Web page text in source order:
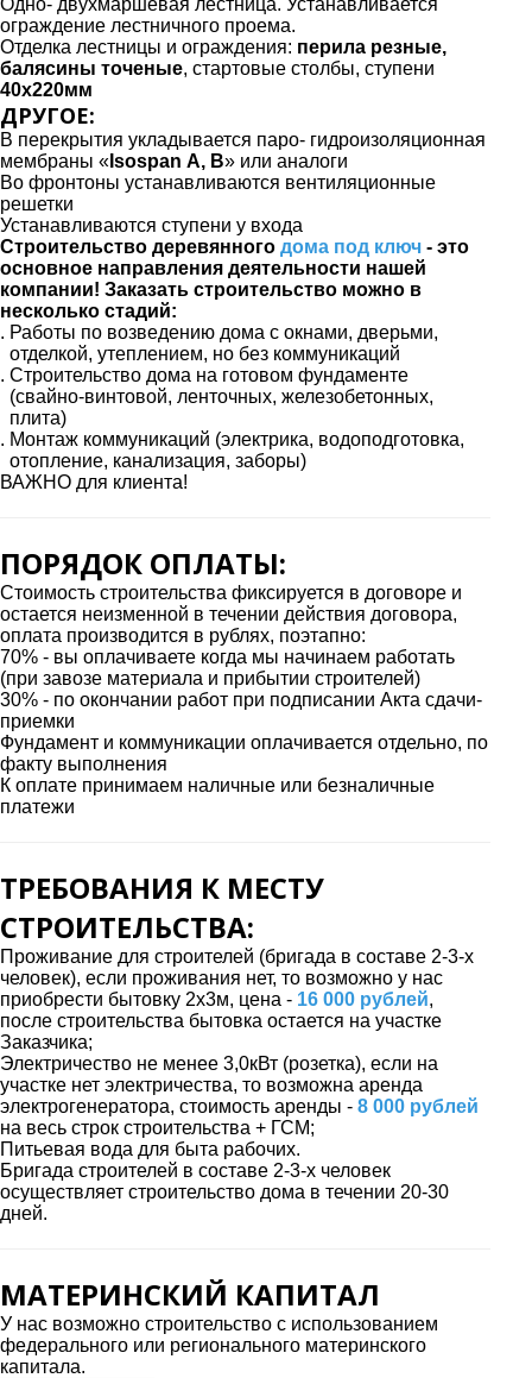
ограждение лестничного проема.
Отделка лестницы и ограждения: перила резные,
балясины точеные, стартовые столбы, ступени
40х220мм
ДРУГОЕ:
В перекрытия укладывается паро- гидроизоляционная
мембраны « Isospan А, В» или аналоги
Во фронтоны устанавливаются вентиляционные
решетки
Устанавливаются ступени у входа
Строительство деревянного дома под ключ - это
основное направления деятельности нашей
компании! Заказать строительство можно в
несколько стадий:
Работы по возведению дома с окнами, дверьми,
отделкой, утеплением, но без коммуникаций
Строительство дома на готовом фундаменте
(свайно-винтовой, ленточных, железобетонных,
плита)
Монтаж коммуникаций (электрика, водоподготовка,
отопление, канализация, заборы)
ВАЖНО для клиента!
ПОРЯДОК ОПЛАТЫ:
Стоимость строительства фиксируется в договоре и
остается неизменной в течении действия договора,
оплата производится в рублях, поэтапно:
70% - вы оплачиваете когда мы начинаем работать
(при завозе материала и прибытии строителей)
30% - по окончании работ при подписании Акта сдачи-
приемки
Фундамент и коммуникации оплачивается отдельно, по
факту выполнения
К оплате принимаем наличные или безналичные
платежи
ТРЕБОВАНИЯ К МЕСТУ
СТРОИТЕЛЬСТВА:
Проживание для строителей (бригада в составе 2-3-х
человек), если проживания нет, то возможно у нас
приобрести бытовку 2х3м, цена - 16 000 рублей,
после строительства бытовка остается на участке
Заказчика;
Электричество не менее 3,0кВт (розетка), если на
участке нет электричества, то возможна аренда
электрогенератора, стоимость аренды - 8 000 рублей
на весь строк строительства + ГСМ;
Питьевая вода для быта рабочих.
Бригада строителей в составе 2-3-х человек
осуществляет строительство дома в течении 20-30
дней.
МАТЕРИНСКИЙ КАПИТАЛ
У нас возможно строительство с использованием
федерального или регионального материнского
капитала.